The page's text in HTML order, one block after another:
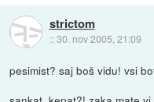
strictom
::30. nov 2005, 21:09
pesimist? saj boš vidu! vsi